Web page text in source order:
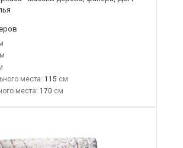
места: 115
места: 170